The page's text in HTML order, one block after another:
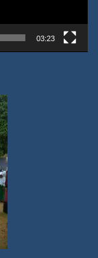
03:23